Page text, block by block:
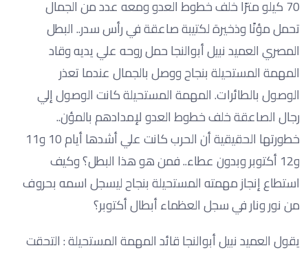
70 كيلو مترًا خلف خطوط العدو ومعه عدد من الجمال
تحمل مؤنًا وذخيرة لكتيبة صاعقة في رأس سدر.. البطل
المصري العميد نبيل أبوالنجا حمل روحه علي يديه وقاد
المهمة المستحيلة بنجاح ووصل بالجمال عندما تعذر
الوصول بالطائرات. المهمة المستحيلة كانت الوصول إلي
رجال الصاعقة خلف خطوط العدو لإمدادهم بالمؤن..
خطورتها الحقيقية أن الحرب كانت علي أشدها أيام 10 و11
و12 أكتوبر وبدون عطاء.. فمن هو هذا البطل؟ وكيف
استطاع إنجاز مهمته المستحيلة بنجاح ليسجل اسمه بحروف
من نور ونار في سجل العظماء أبطال أكتوبر؟
يقول العميد نبيل أبوالنجا قائد المهمة المستحيلة : التحقت